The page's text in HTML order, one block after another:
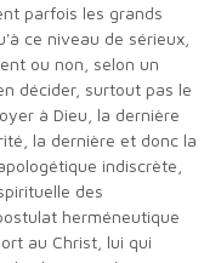
parfois les grands
ce niveau de sérieux,
ou non, selon un
décider, surtout pas le
à Dieu, la dernière
la dernière et donc la
indiscrète,
des
herméneutique
au Christ, lui qui